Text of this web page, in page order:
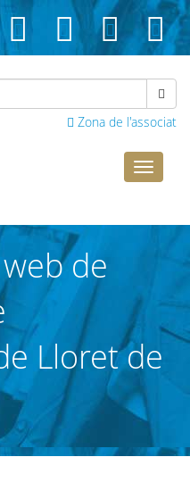
Zona de l'associat
Lloret
de
Lloret de